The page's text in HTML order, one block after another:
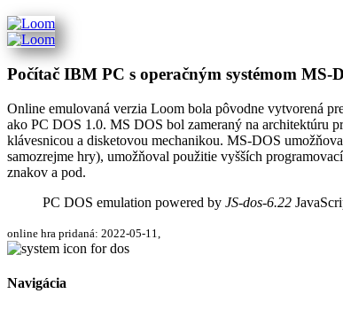
Počítač IBM PC s operačným systémom MS-
Online emulovaná verzia Loom bola pôvodne vytvorená
ako PC DOS 1.0. MS DOS bol zameraný na architektúru
klávesnicou a disketovou mechanikou. MS-DOS
samozrejme hry), umožňoval použitie vyšších
znakov a pod.
PC DOS emulation powered by JS-dos-6.22
online hra pridaná: 2022-05-11,
Navigácia